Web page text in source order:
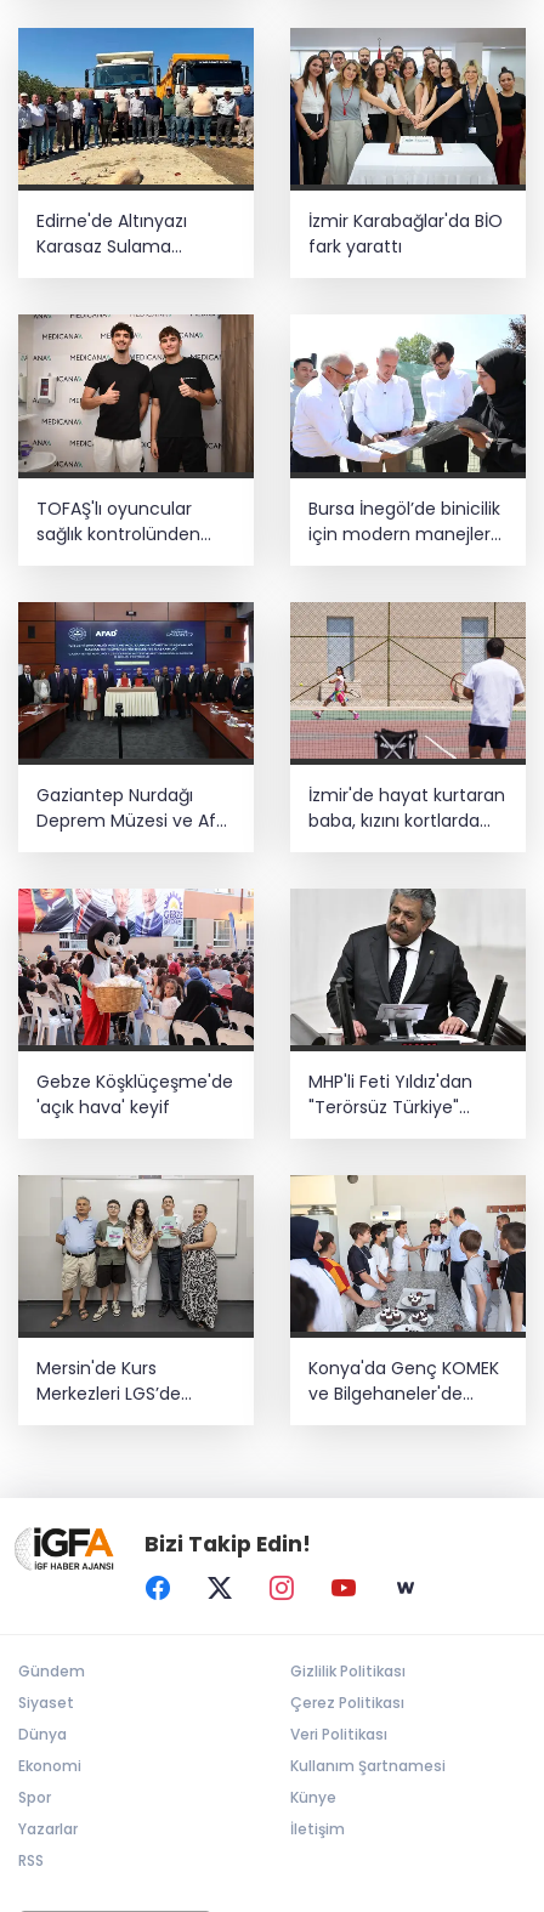
30 ilde DEAŞ'a 104 gözaltı!
Edirne'de Altınyazı
Karasaz Sulama
Kooperatifi'ne güçlü
İzmir Karabağlar'da BİO
fark yarattı
TOFAŞ'lı oyuncular
sağlık kontrolünden
Bursa İnegöl’de binicilik
için modern manejler
Gaziantep Nurdağı
Deprem Müzesi ve Afet
İzmir'de hayat kurtaran
baba, kızını kortlarda
Gebze Köşklüçeşme'de
'açık hava' keyif
MHP'li Feti Yıldız'dan
"Terörsüz Türkiye"
mesajı: Yasal
sonuç üretecek
Mersin'de Kurs
Merkezleri LGS’de
büyük başarıya imza
Konya'da Genç KOMEK
ve Bilgehaneler'de
eğlenceli yaz
Bizi Takip Edin!
Gündem
Siyaset
Dünya
Ekonomi
Spor
Yazarlar
RSS
Gizlilik Politikası
Çerez Politikası
Veri Politikası
Kullanım Şartnamesi
Künye
İletişim